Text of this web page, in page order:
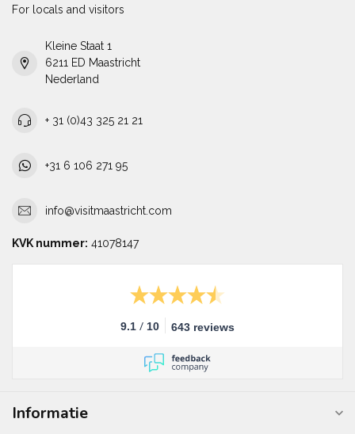
For locals and visitors
Kleine Staat 1
6211 ED Maastricht
Nederland
+ 31 (0)43 325 21 21
+31 6 106 271 95
info@visitmaastricht.com
KVK nummer: 41078147
9.1 / 10 643 reviews
Informatie